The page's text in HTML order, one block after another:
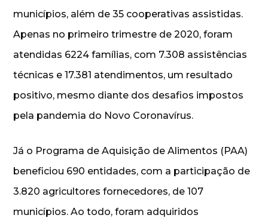
municípios, além de 35 cooperativas assistidas.
Apenas no primeiro trimestre de 2020, foram
atendidas 6224 famílias, com 7.308 assistências
técnicas e 17.381 atendimentos, um resultado
positivo, mesmo diante dos desafios impostos
pela pandemia do Novo Coronavírus.
Já o Programa de Aquisição de Alimentos (PAA)
beneficiou 690 entidades, com a participação de
3.820 agricultores fornecedores, de 107
municípios. Ao todo, foram adquiridos